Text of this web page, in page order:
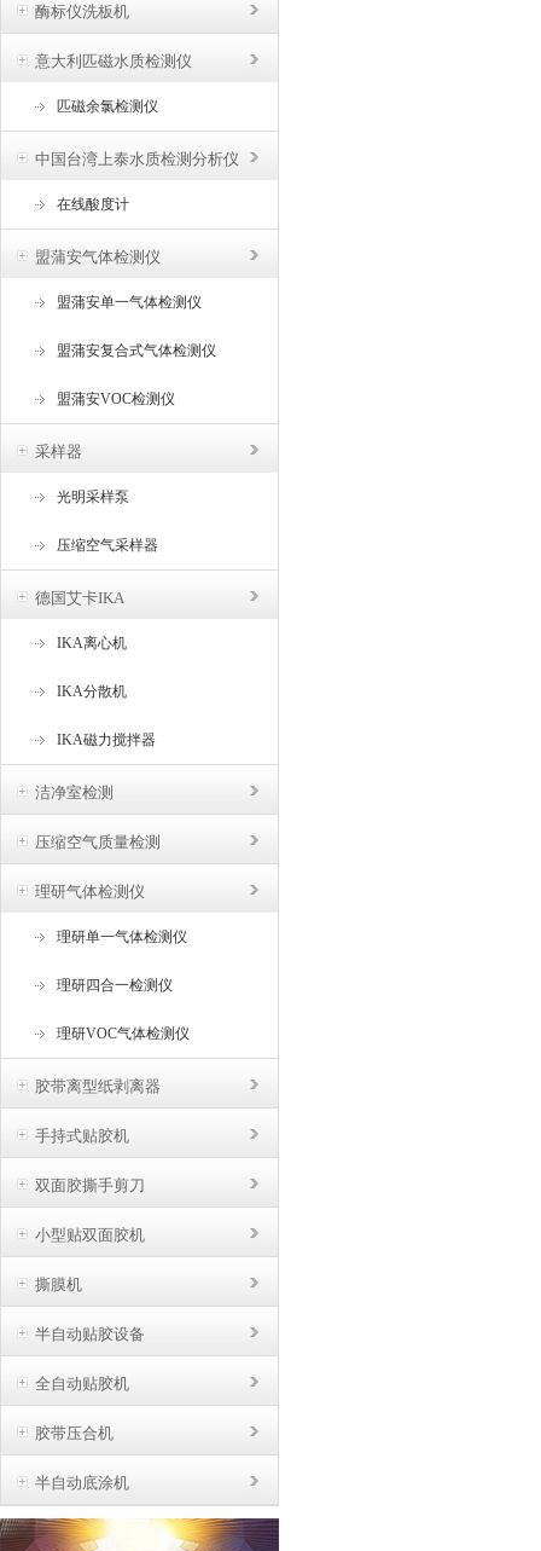
酶标仪洗板机
意大利匹磁水质检测仪
匹磁余氯检测仪
中国台湾上泰水质检测分析仪
在线酸度计
盟蒲安气体检测仪
盟蒲安单一气体检测仪
盟蒲安复合式气体检测仪
盟蒲安VOC检测仪
采样器
光明采样泵
压缩空气采样器
德国艾卡IKA
IKA离心机
IKA分散机
IKA磁力搅拌器
洁净室检测
压缩空气质量检测
理研气体检测仪
理研单一气体检测仪
理研四合一检测仪
理研VOC气体检测仪
胶带离型纸剥离器
手持式贴胶机
双面胶撕手剪刀
小型贴双面胶机
撕膜机
半自动贴胶设备
全自动贴胶机
胶带压合机
半自动底涂机